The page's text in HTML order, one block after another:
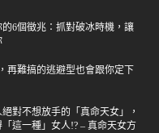
6個徵兆：抓對破冰時機，讓
再難搞的逃避型也會跟你定下
對不想放手的「真命天女」，
這一種」女人!? – 真命天女方